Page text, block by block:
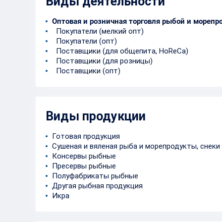
Оптовая и розничная торговля рыбой и
Покупатели (мелкий опт)
Покупатели (опт)
Поставщики (для общепита, HoReCa)
Поставщики (для розницы)
Поставщики (опт)
Виды продукции
Готовая продукция
Сушеная и вяленая рыба и морепродукты, снеки
Консервы рыбные
Пресервы рыбные
Полуфабрикаты рыбные
Другая рыбная продукция
Икра